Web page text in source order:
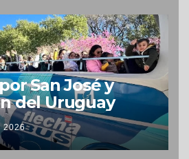
San José y
del Uruguay
2026